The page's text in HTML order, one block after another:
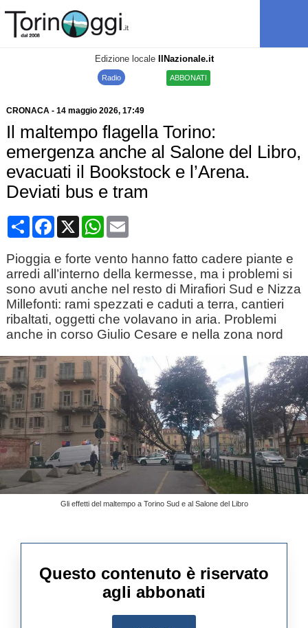
Edizione locale IlNazionale.it
Radio ABBONATI
CRONACA- 14 maggio 2026, 17:49
Il maltempo flagella Torino:
emergenza anche al Salone del Libro,
evacuati il Bookstock e l’Arena.
Deviati bus e tram
CondividiFacebook
X WhatsApp
Email
Pioggia e forte vento hanno fatto cadere piante e
arredi all’interno della kermesse, ma i problemi si
sono avuti anche nel resto di Mirafiori Sud e Nizza
Millefonti: rami spezzati e caduti a terra, cantieri
ribaltati, oggetti che volavano in aria. Problemi
anche in corso Giulio Cesare e nella zona nord
Gli effetti del maltempo a Torino Sud e al Salone del Libro
Questo contenuto è riservato
agli abbonati